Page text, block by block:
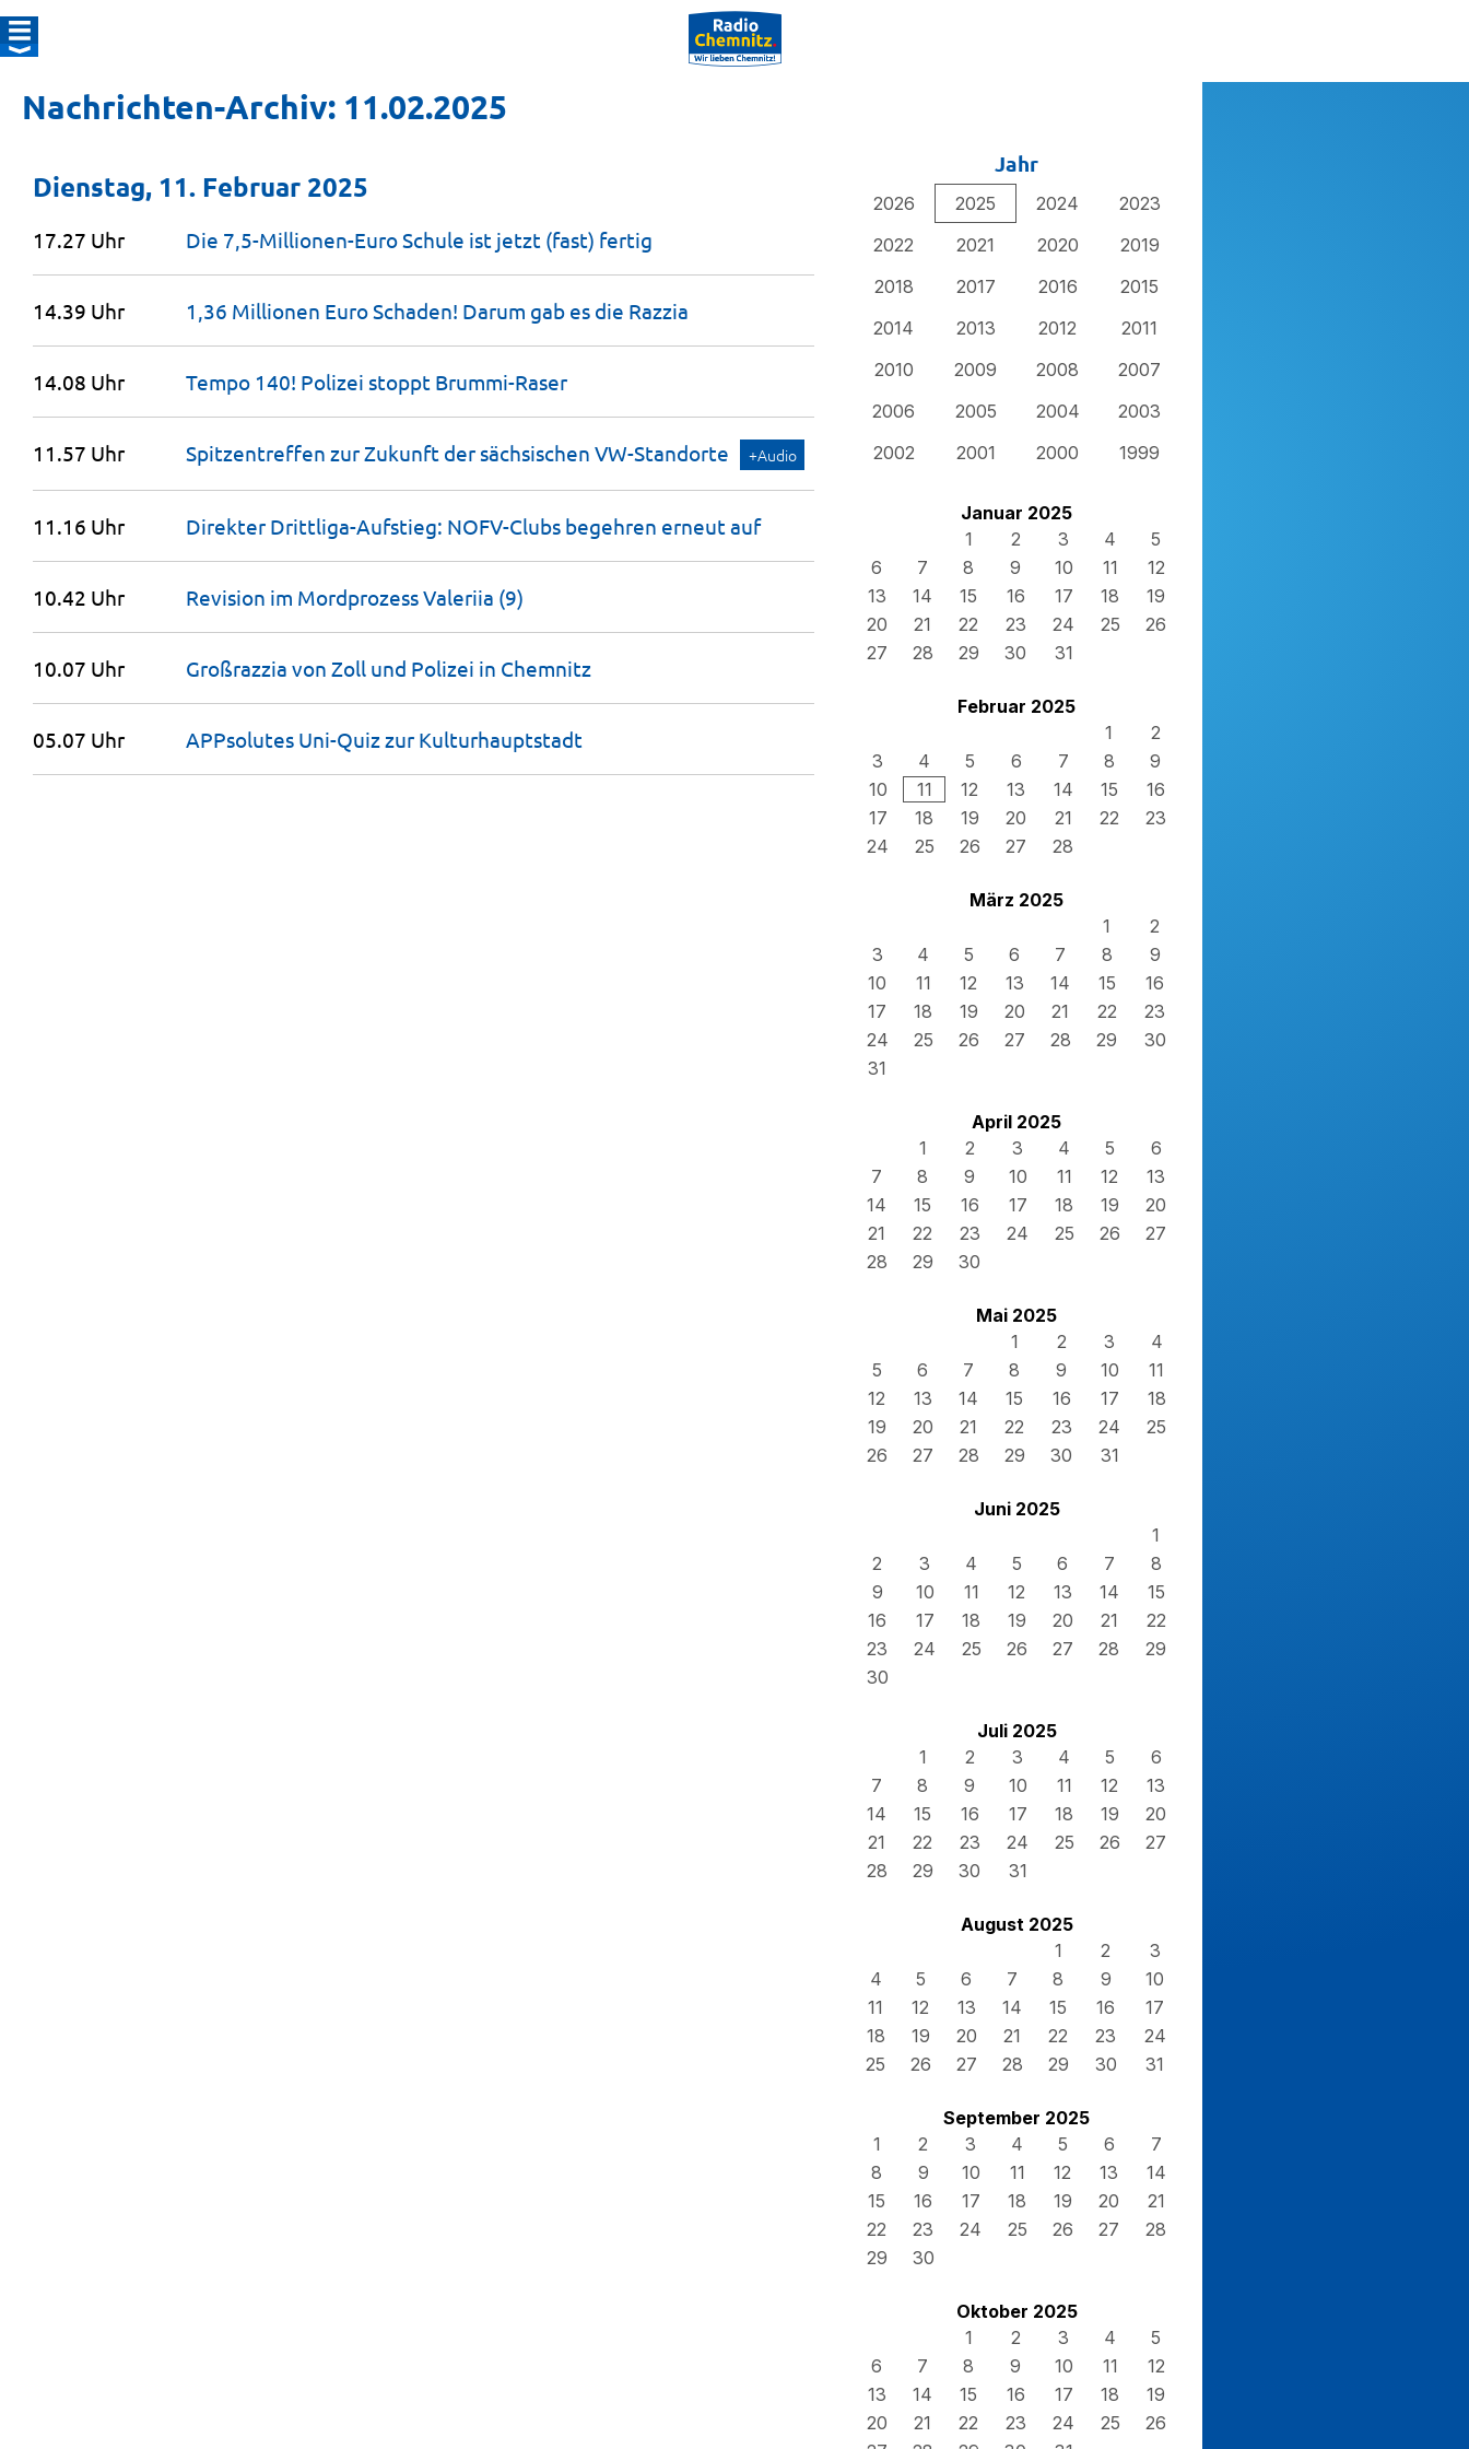
Nachrichten-Archiv: 11.02.2025
Jahr
2026 2025 2024
2023
2022
2021 2020
2019
2018
2017 2016
2015
2014
2013 2012
2011
2010
2009 2008
2007
2006
2005 2004
2003
2002
2001 2000 1999
Januar 2025
1
2 3 4
5
6
7 8 9 10 11
12
13
14 15 16 17 18
19
20
21 22 23 24 25
26
27
28 29 30 31
Februar 2025
1
2
3
4 5 6 7 8
9
10
11 12 13 14 15
16
17
18 19 20 21 22
23
24
25 26 27 28
März 2025
1
2
3
4 5 6 7 8
9
10
11 12 13 14 15
16
17
18 19 20 21 22
23
24
25 26 27 28 29
30
31
April 2025
1
2 3 4 5
6
7
8 9 10 11 12
13
14
15 16 17 18 19
20
21
22 23 24 25 26
27
28
29 30
Mai 2025
1
2 3
4
5
6 7 8 9 10
11
12
13 14 15 16 17
18
19
20 21 22 23 24
25
26
27 28 29 30 31
Juni 2025
1
2
3 4 5 6 7
8
9
10 11 12 13 14
15
16
17 18 19 20 21
22
23
24 25 26 27 28
29
30
Juli 2025
1
2 3 4 5
6
7
8 9 10 11 12
13
14
15 16 17 18 19
20
21
22 23 24 25 26
27
28
29 30 31
August 2025
1
2
3
4
5 6 7 8 9
10
11
12 13 14 15 16
17
18
19 20 21 22 23
24
25
26 27 28 29 30 31
September 2025
1
2 3 4 5 6
7
8
9 10 11 12 13
14
15
16 17 18 19 20
21
22
23 24 25 26 27
28
29
30
Oktober 2025
1
2 3 4
5
6
7 8 9 10 11
12
13
14 15 16 17 18
19
20
21 22 23 24 25
26
Dienstag, 11. Februar 2025
17.27 Uhr Die 7,5-Millionen-Euro Schule ist jetzt (fast) fertig
14.39 Uhr 1,36 Millionen Euro Schaden! Darum gab es die Razzia
14.08 Uhr Tempo 140! Polizei stoppt Brummi-Raser
11.57 Uhr Spitzentreffen zur Zukunft der sächsischen VW-Standorte +Audio
11.16 Uhr Direkter Drittliga-Aufstieg: NOFV-Clubs begehren erneutauf
10.42 Uhr Revision im Mordprozess Valeriia (9)
10.07 Uhr Großrazzia von Zoll und Polizei in Chemnitz
05.07 Uhr APPsolutes Uni-Quiz zur Kulturhauptstadt